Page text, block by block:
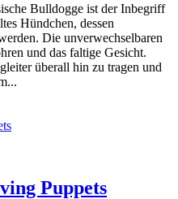
Bulldogge ist der Inbegriff
Hündchen, dessen
Die unverwechselbaren
und das faltige Gesicht.
überall hin zu tragen und
Puppets